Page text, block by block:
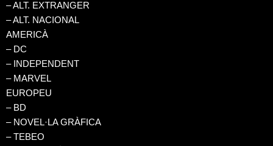
– ALT. EXTRANGER
– ALT. NACIONAL
AMERICÀ
– DC
– INDEPENDENT
– MARVEL
EUROPEU
– BD
– NOVEL·LA GRÀFICA
– TEBEO